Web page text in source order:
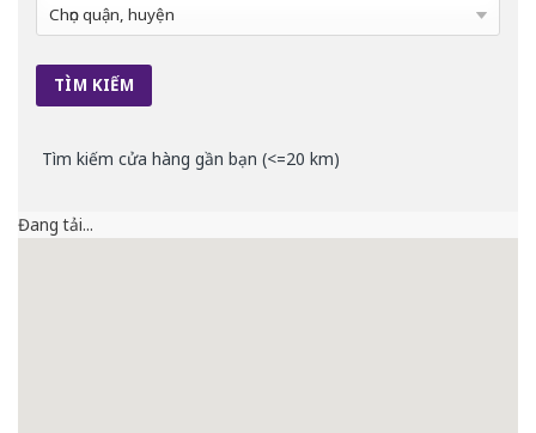
Tìm kiếm cửa hàng gần bạn (<=20 km)
Đang tải...